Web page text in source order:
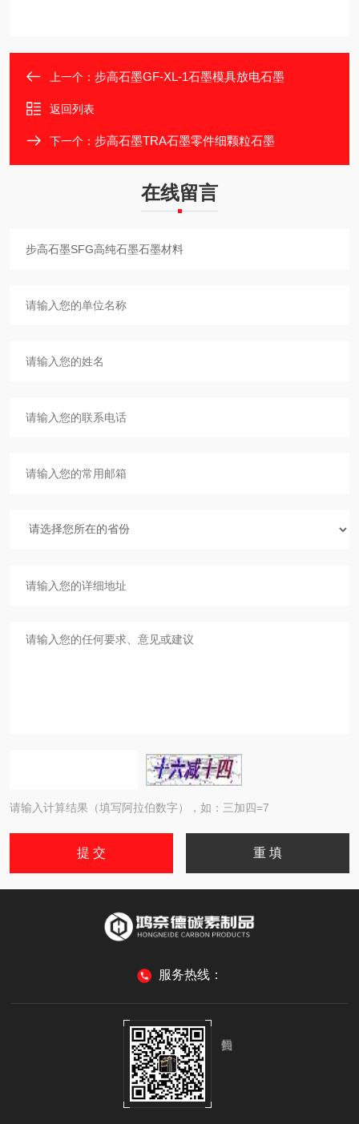
上一个： 步高石墨GF-XL-1石墨模具放电石墨
返回列表
下一个： 步高石墨TRA石墨零件细颗粒石墨
在线留言
请输入计算结果（填写阿拉伯数字），如：三加四=7
服务热线：